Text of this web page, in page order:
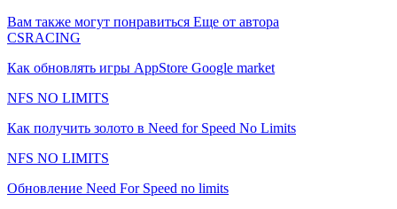
Вам также могут понравиться Еще от автора
CSRACING
Как обновлять игры AppStore Google market
NFS NO LIMITS
Как получить золото в Need for Speed No Limits
NFS NO LIMITS
Обновление Need For Speed no limits